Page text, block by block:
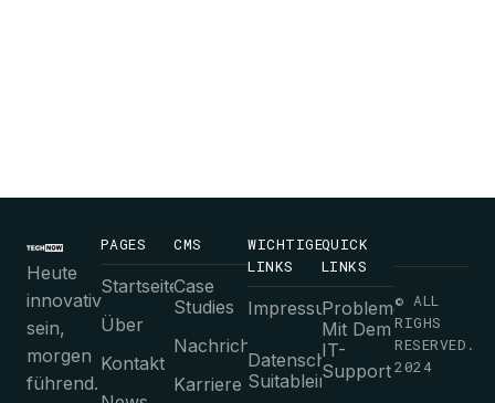
Heute
innovativ
sein,
morgen
führend.
PAGES
Startseite
Über
Kontakt
CMS
Case
Studies
Nachrichten
Karriere
WICHTIGE
LINKS
Impressum
Datenschutz-
Suitableimmungen
QUICK
LINKS
Probleme
Mit Dem
IT-
Support
© ALL
RIGHS
RESERVED.
2024